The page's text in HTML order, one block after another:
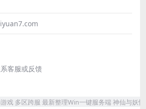
客服或反馈
戏 多区跨服 最新整理Win一键服务端 神仙与妖